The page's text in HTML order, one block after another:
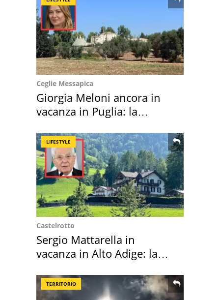
Ceglie Messapica
Giorgia Meloni ancora in
vacanza in Puglia: la
LIFESTYLE
Castelrotto
Sergio Mattarella in
vacanza in Alto Adige: la
TERRITORIO